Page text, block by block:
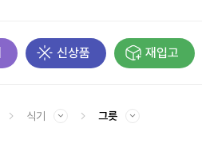
신상품 재입고
식기 그릇